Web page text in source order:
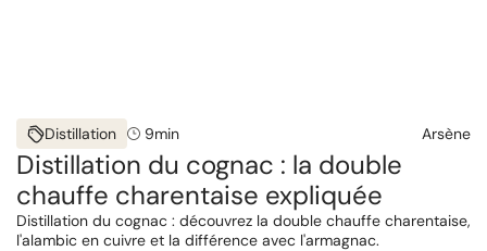
Distillation 9min Arsène
Distillation du cognac : la double
chauffe charentaise expliquée
Distillation du cognac : découvrez la double chauffe charentaise,
l'alambic en cuivre et la différence avec l'armagnac.